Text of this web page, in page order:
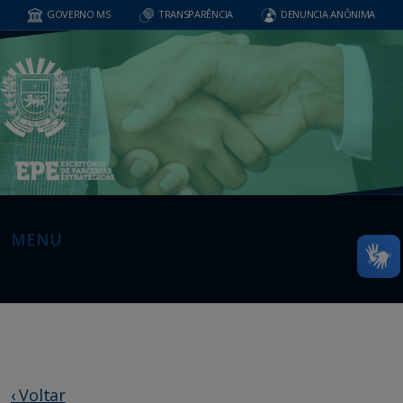
GOVERNO MS TRANSPARÊNCIA DENUNCIA ANÔNIMA
MENU
‹ Voltar